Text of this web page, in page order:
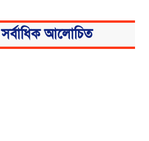
সর্বাধিক আলোচিত